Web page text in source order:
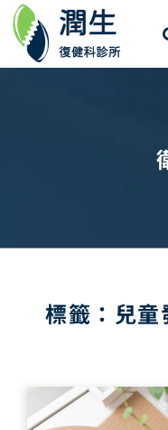
標籤：兒童